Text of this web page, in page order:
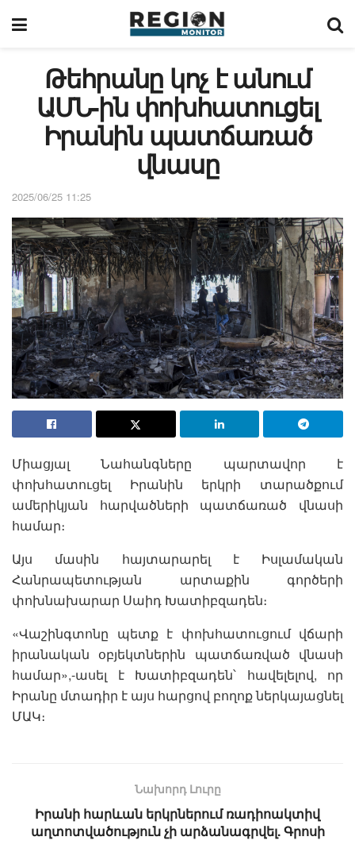
Թեհրանը կոչ է անում
ԱՄՆ-ին փոխհատուցել
Իրանին պատճառած
վնասը
2025/06/25 11:25
Միացյալ Նահանգները պարտավոր է
փոխհատուցել Իրանին երկրի տարածքում
ամերիկյան հարվածների պատճառած վնասի
համար։
Այս մասին հայտարարել է Իսլամական
Հանրապետության արտաքին գործերի
փոխնախարար Սաիդ Խատիբզադեն։
«Վաշինգտոնը պետք է փոխհատուցում վճարի
իրանական օբյեկտներին պատճառված վնասի
համար»,-ասել է Խատիբզադեն՝ հավելելով, որ
Իրանը մտադիր է այս հարցով բողոք ներկայացնել
ՄԱԿ։
Նախորդ Լուրը
Իրանի հարևան երկրներում ռադիոակտիվ
աղտոտվածություն չի արձանագրվել. Գրոսի